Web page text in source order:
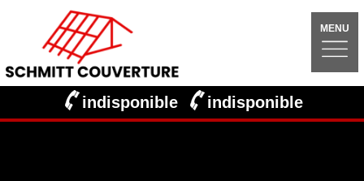
MENU
indisponible indisponible